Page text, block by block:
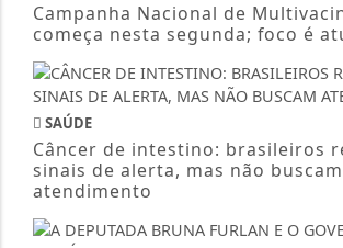
Campanha Nacional de
começa nesta segunda; foco é
SAÚDE
Câncer de intestino: brasileiros
sinais de alerta, mas não buscam
atendimento